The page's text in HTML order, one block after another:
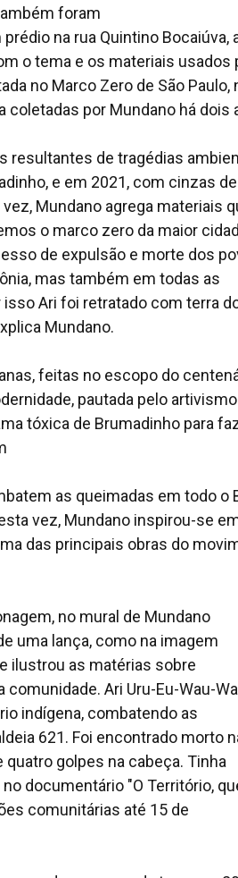
foram
na rua Quintino Bocaiúva,
o tema e os materiais usados
no Marco Zero de São Paulo,
coletadas por Mundano há dois
resultantes de tragédias
e em 2021, com cinzas de
Mundano agrega materiais
o marco zero da maior
de expulsão e morte dos
mas também em todas as
Ari foi retratado com terra
Mundano.
feitas no escopo do
pautada pelo
tóxica de Brumadinho para
as queimadas em todo o
vez, Mundano inspirou-se
das principais obras do
no mural de Mundano
uma lança, como na imagem
ilustrou as matérias sobre
Ari Uru-Eu-Wau-
indígena, combatendo as
621. Foi encontrado morto
golpes na cabeça. Tinha
documentário "O Território,
comunitárias até 15 de